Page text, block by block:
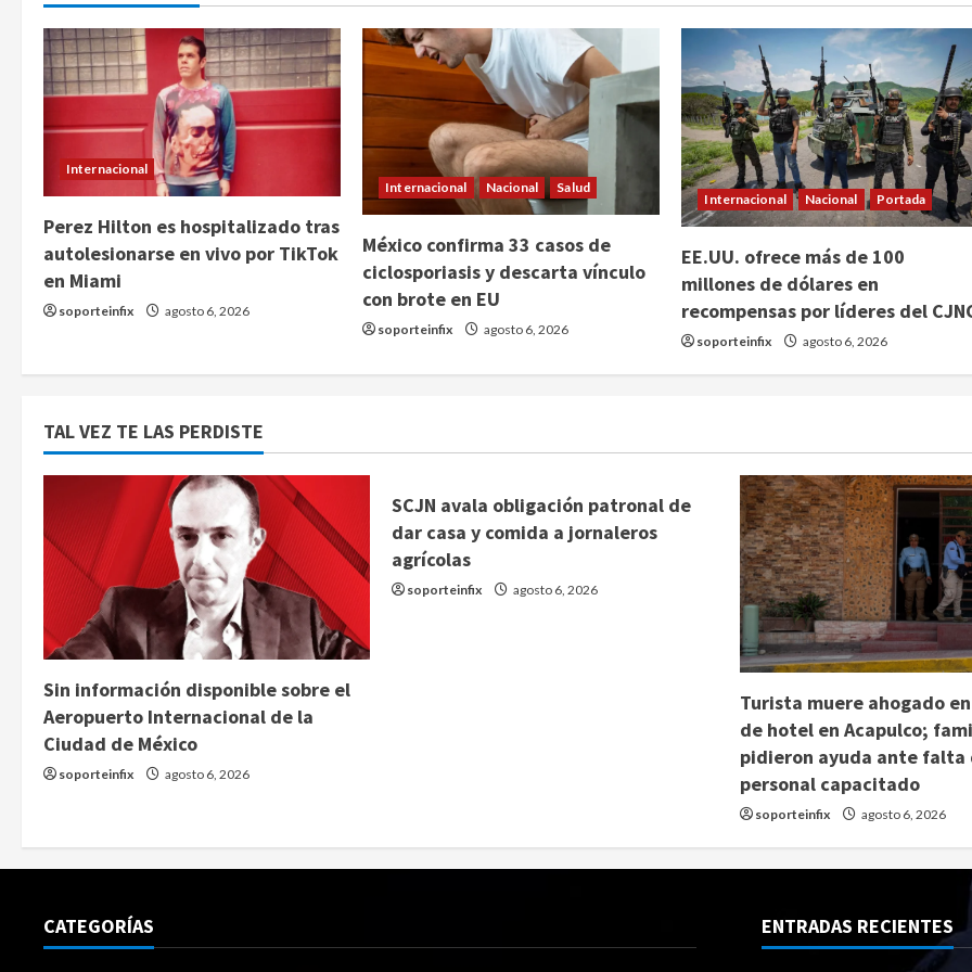
Internacional
Perez Hilton es hospitalizado tras
autolesionarse en vivo por TikTok
en Miami
soporteinfix agosto 6, 2026
Internacional Nacional Salud
México confirma 33 casos de
ciclosporiasis y descarta vínculo
con brote en EU
soporteinfix agosto 6, 2026
Internacional Nacional Portada
EE.UU. ofrece más de 100
millones de dólares en
recompensas por líderes del
soporteinfix agosto 6, 2026
TAL VEZ TE LAS PERDISTE
Sin información disponible sobre el
Aeropuerto Internacional de la
Ciudad de México
soporteinfix agosto 6, 2026
SCJN avala obligación patronal de
dar casa y comida a jornaleros
agrícolas
soporteinfix agosto 6, 2026
Turista muere ahogado
de hotel en Acapulco;
pidieron ayuda ante falta
personal capacitado
soporteinfix agosto 6, 2026
CATEGORÍAS ENTRADAS RECIENTES